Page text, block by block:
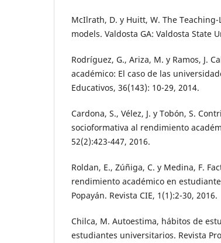
McIlrath, D. y Huitt, W. The
models. Valdosta GA: Valdosta State
Rodríguez, G., Ariza, M. y Ramos, J.
académico: El caso de las
Educativos, 36(143): 10-29, 2014.
Cardona, S., Vélez, J. y Tobón, S.
socioformativa al rendimiento
52(2):423-447, 2016.
Roldan, E., Zúñiga, C. y Medina, F.
rendimiento académico en
Popayán. Revista CIE, 1(1):2-30, 2016.
Chilca, M. Autoestima, hábitos de
estudiantes universitarios. Revista